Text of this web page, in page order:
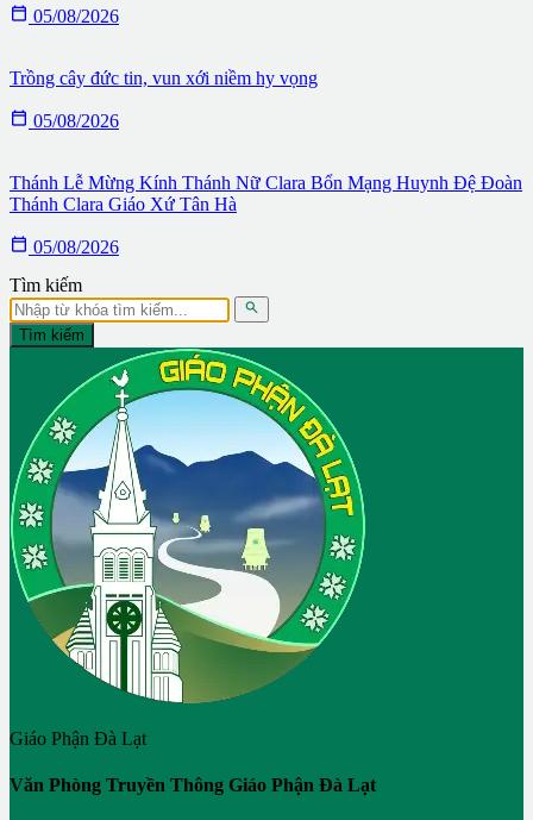
 05/08/2026
Trồng cây đức tin, vun xới niềm hy vọng
 05/08/2026
Thánh Lễ Mừng Kính Thánh Nữ Clara Bổn Mạng Huynh Đệ Đoàn
Thánh Clara Giáo Xứ Tân Hà
 05/08/2026
Tìm kiếm

Tìm kiếm
Giáo Phận Đà Lạt
Văn Phòng Truyền Thông Giáo Phận Đà Lạt